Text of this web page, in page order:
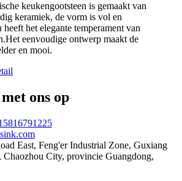
keukengootsteen is gemaakt van
keramiek, de vorm is vol en
heeft het elegante temperament van
eenvoudige ontwerp maakt de
en mooi.
ons op
East, Feng'er Industrial Zone, Guxiang
Chaozhou City, provincie Guangdong,